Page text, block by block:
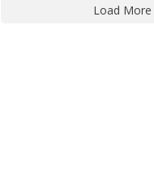
Load More